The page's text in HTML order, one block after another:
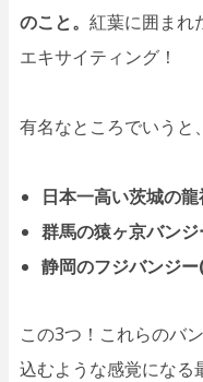
のこと。 紅葉に囲まれ
エキサイティング！
有名なところでいうと、
日本一高い茨城の
群馬の猿ヶ京バン
静岡のフジバンジ
この3つ！これらのバ
込むような感覚になる